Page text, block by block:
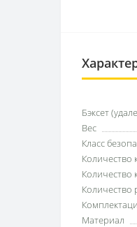
Бэксет
Вес
Класс
Количество
Количество
Количество
Материал